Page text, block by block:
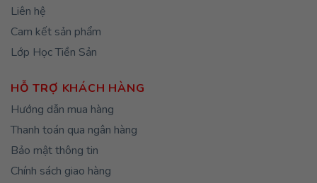
Liên hệ
Cam kết sản phẩm
Lớp Học Tiền Sản
HỖ TRỢ KHÁCH HÀNG
Hướng dẫn mua hàng
Thanh toán qua ngân hàng
Bảo mật thông tin
Chính sách giao hàng